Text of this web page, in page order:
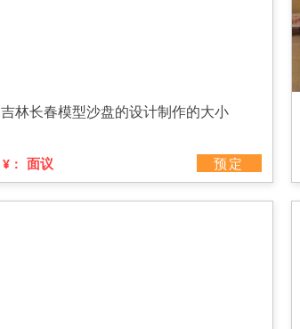
吉林长春模型沙盘的设计制作的大小
¥： 面议 预定